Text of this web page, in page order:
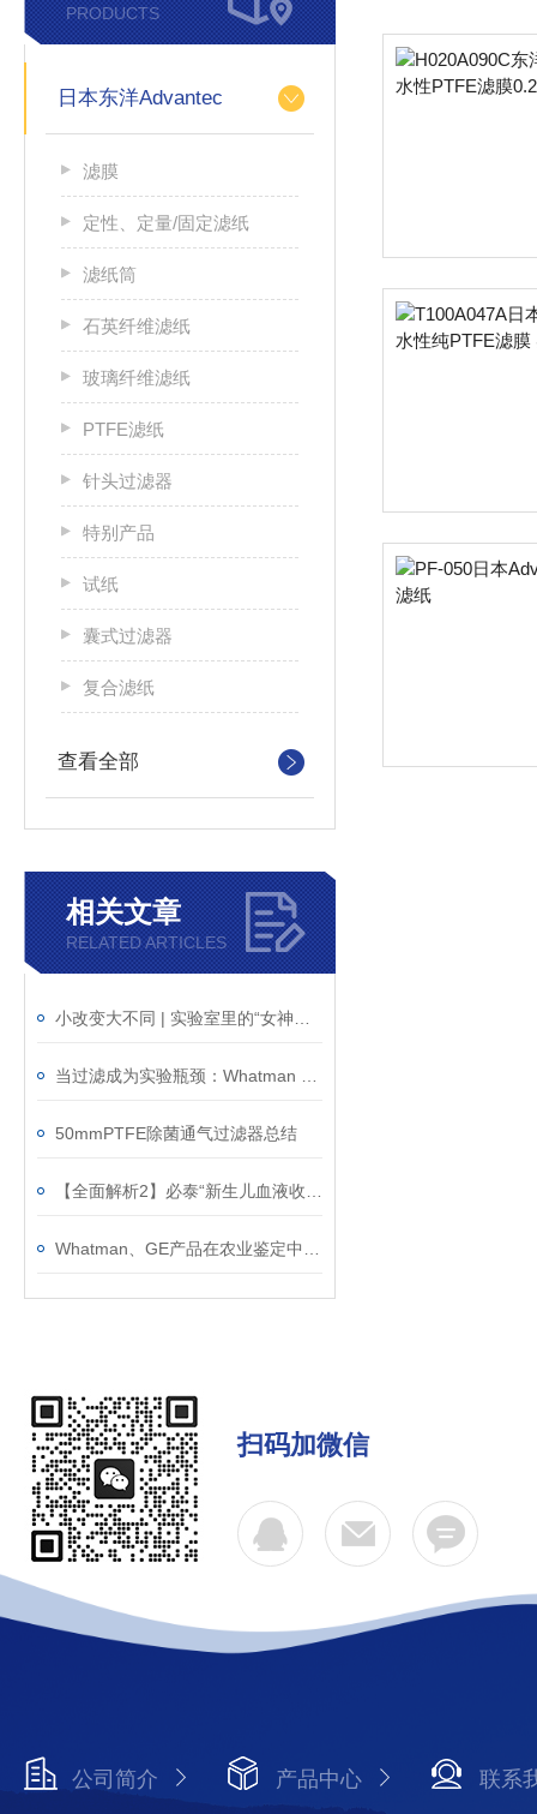
PRODUCTS
日本东洋Advantec
滤膜
定性、定量/固定滤纸
滤纸筒
石英纤维滤纸
玻璃纤维滤纸
PTFE滤纸
针头过滤器
特别产品
试纸
囊式过滤器
复合滤纸
查看全部
相关文章
RELATED ARTICLES
50mmPTFE除菌通气过滤器总结
扫码加微信
公司简介 产品中心 联系